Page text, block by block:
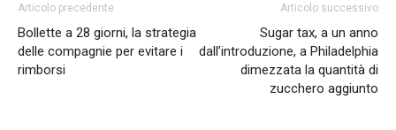
Articolo precedente
Bollette a 28 giorni, la strategia
delle compagnie per evitare i
rimborsi
Articolo successivo
Sugar tax, a un anno
dall’introduzione, a Philadelphia
dimezzata la quantità di
zucchero aggiunto